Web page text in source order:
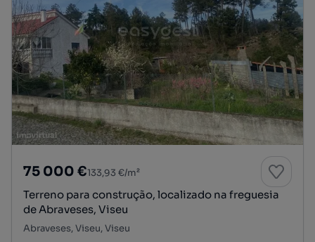
75 000 €133,93 €/m²
Terreno para construção, localizado na freguesia
de Abraveses, Viseu
Abraveses, Viseu, Viseu